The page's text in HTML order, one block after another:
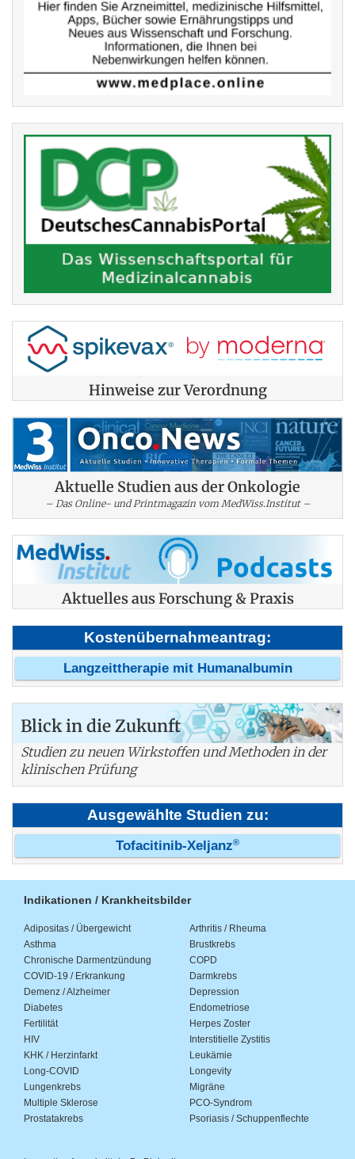
Hinweise zur Verordnung
Aktuelle Studien aus der Onkologie
– Das Online- und Printmagazin vom MedWiss.Institut –
Aktuelles aus Forschung & Praxis
Kostenübernahmeantrag:
Langzeittherapie mit Humanalbumin
Blick in die Zukunft
Studien zu neuen Wirkstoffen und Methoden in der
klinischen Prüfung
Ausgewählte Studien zu:
Tofacitinib-Xeljanz®
Indikationen / Krankheitsbilder
Adipositas / Übergewicht
Arthritis / Rheuma
Asthma
Brustkrebs
Chronische Darmentzündung
COPD
COVID-19 / Erkrankung
Darmkrebs
Demenz / Alzheimer
Depression
Diabetes
Endometriose
Fertilität
Herpes Zoster
HIV
Interstitielle Zystitis
KHK / Herzinfarkt
Leukämie
Long-COVID
Longevity
Lungenkrebs
Migräne
Multiple Sklerose
PCO-Syndrom
Prostatakrebs
Psoriasis / Schuppenflechte